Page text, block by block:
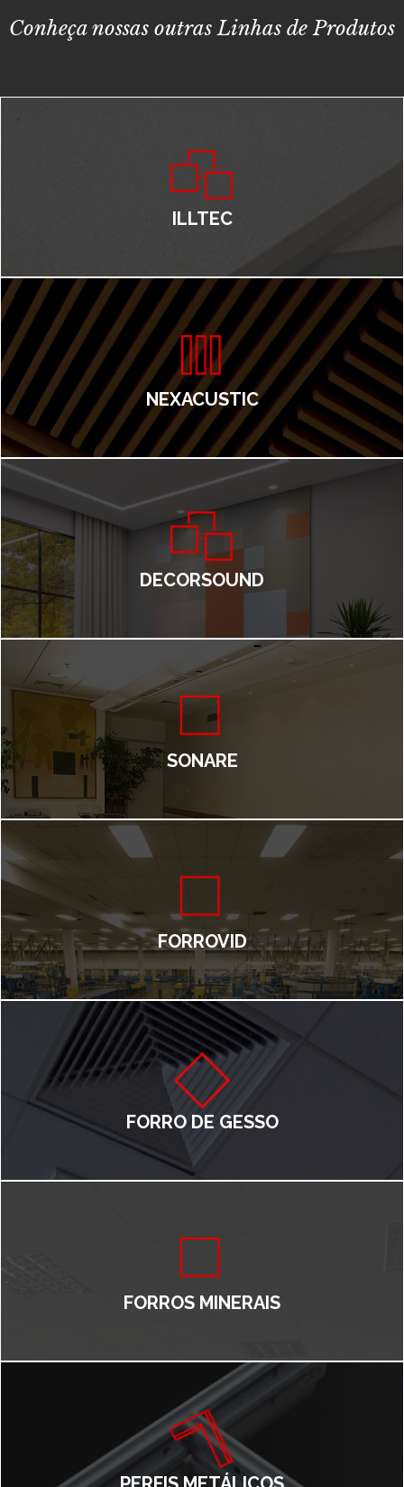
Conheça nossas outras Linhas de Produtos
ILLTEC
NEXACUSTIC
DECORSOUND
SONARE
FORROVID
FORRO DE GESSO
FORROS MINERAIS